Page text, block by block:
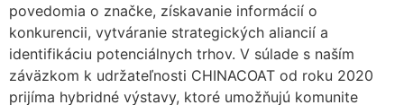
povedomia o značke, získavanie informácií o
konkurencii, vytváranie strategických aliancií a
identifikáciu potenciálnych trhov. V súlade s naším
záväzkom k udržateľnosti CHINACOAT od roku 2020
prijíma hybridné výstavy, ktoré umožňujú komunite